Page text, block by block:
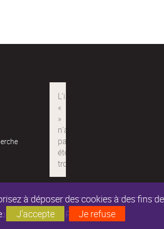
à déposer des cookies à des fins
J'accepte Je refuse
légales Partenaires